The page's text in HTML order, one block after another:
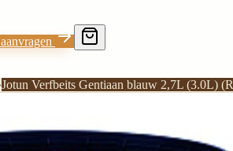
Jotun Verfbeits Gentiaan blauw 2,7L (3.0L)